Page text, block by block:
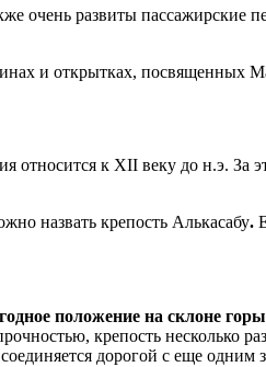
очень развиты
и открытках, посвященных
относится к XII веку до н.э.
назвать крепость Алькасабу.
положение на склоне
крепость несколько
дорогой с еще